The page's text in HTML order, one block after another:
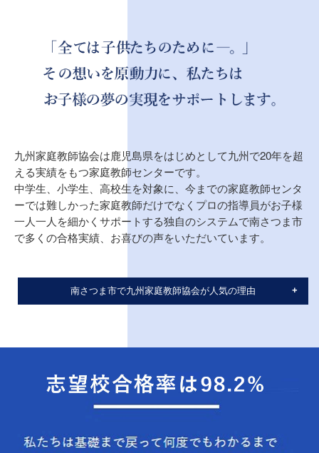
九州家庭教師協会は鹿児島県をはじめとして九州で20年を超
える実績をもつ家庭教師センターです。
中学生、小学生、高校生を対象に、今までの家庭教師センタ
ーでは難しかった家庭教師だけでなくプロの指導員がお子様
一人一人を細かくサポートする独自のシステムで南さつま市
で多くの合格実績、お喜びの声をいただいています。
南さつま市で九州家庭教師協会が人気の理由